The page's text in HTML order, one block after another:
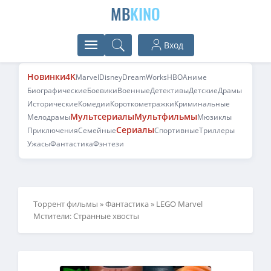
MBKINO
Вход
Новинки4KMarvelDisneyDreamWorksHBOАниме
БиографическиеБоевикиВоенныеДетективыДетскиеДрамы
ИсторическиеКомедииКороткометражкиКриминальные
МелодрамыМультсериалыМультфильмыМюзиклы
ПриключенияСемейныеСериалыСпортивныеТриллеры
УжасыФантастикаФэнтези
Торрент фильмы »Фантастика» LEGO Marvel
Мстители: Странные хвосты